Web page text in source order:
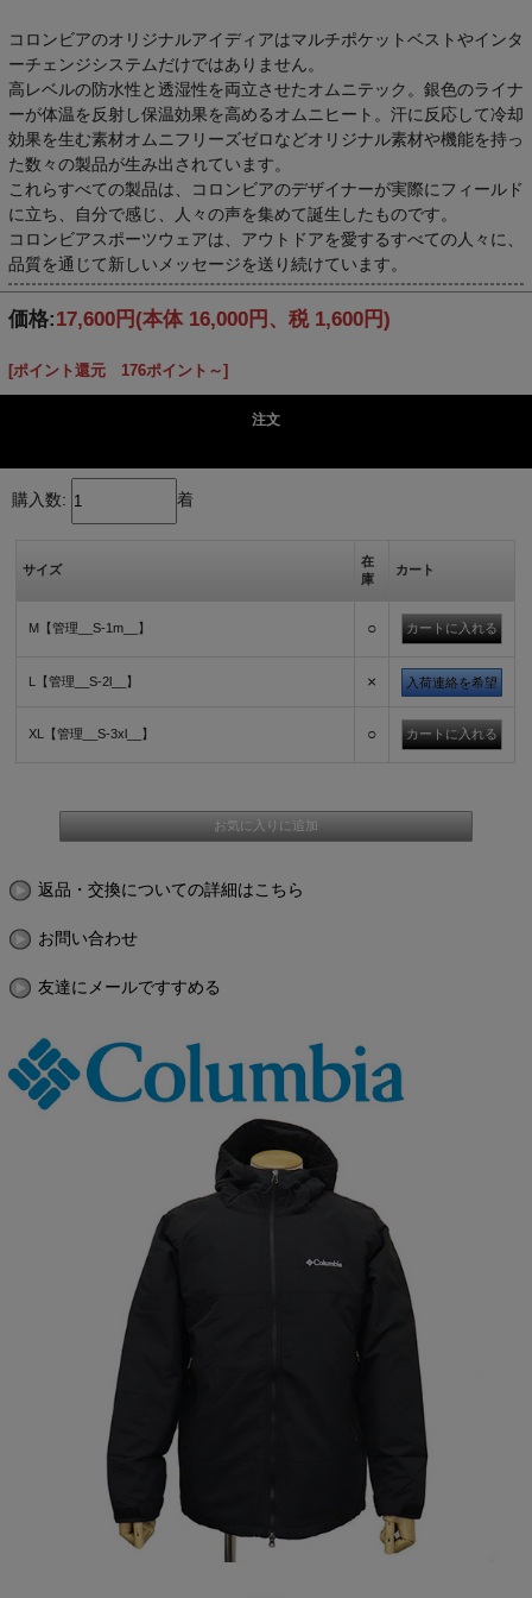
コロンビアのオリジナルアイディアはマルチポケットベストやインタ
ーチェンジシステムだけではありません。
高レベルの防水性と透湿性を両立させたオムニテック。銀色のライナ
ーが体温を反射し保温効果を高めるオムニヒート。汗に反応して冷却
効果を生む素材オムニフリーズゼロなどオリジナル素材や機能を持っ
た数々の製品が生み出されています。
これらすべての製品は、コロンビアのデザイナーが実際にフィールド
に立ち、自分で感じ、人々の声を集めて誕生したものです。
コロンビアスポーツウェアは、アウトドアを愛するすべての人々に、
品質を通じて新しいメッセージを送り続けています。
価格:17,600円 (本体 16,000円、税 1,600円)
[ポイント還元 176ポイント～]
注文
購入数: 着
サイズ
在
庫
カート
M【管理__S-1m__】 ○
L【管理__S-2l__】 × 入荷連絡を希望
XL【管理__S-3xl__】 ○
返品・交換についての詳細はこちら
お問い合わせ
友達にメールですすめる